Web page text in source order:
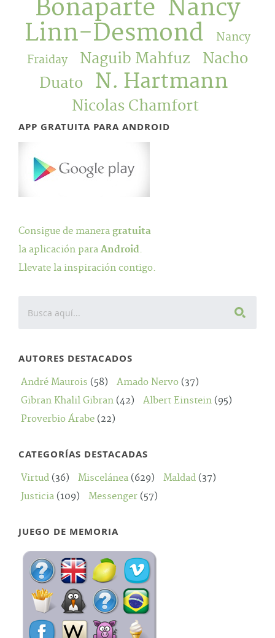
Bonaparte Nancy
Linn-Desmond
Nancy
Fraiday
Naguib Mahfuz
Nacho
Duato
N. Hartmann
Nicolas Chamfort
APP GRATUITA PARA ANDROID
Consigue de manera gratuita
la aplicación para Android.
Llevate la inspiración contigo.
AUTORES DESTACADOS
André Maurois (58) Amado Nervo (37)
Gibran Khalil Gibran (42) Albert Einstein (95)
Proverbio Árabe (22)
CATEGORÍAS DESTACADAS
Virtud (36) Miscelánea (629) Maldad (37)
Justicia (109) Messenger (57)
JUEGO DE MEMORIA